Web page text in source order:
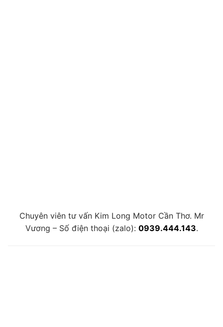
Chuyên viên tư vấn Kim Long Motor Cần Thơ. Mr
Vương – Số điện thoại (zalo): 0939.444.143.